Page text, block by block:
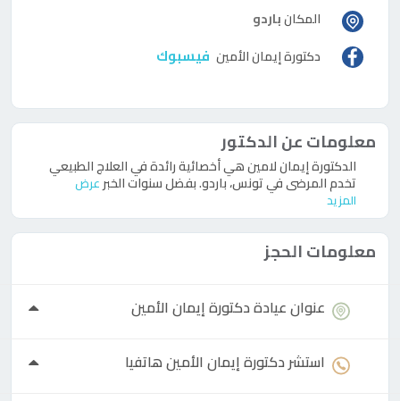
المكانباردو
دكتورةإيمان الأمين فيسبوك
معلومات عن الدكتور
الدكتورة إيمان لامين هي أخصائية رائدة في العلاج الطبيعي
تخدم المرضى في تونس، باردو. بفضل سنوات الخبرعرض
المزيد
معلومات الحجز
عنوان عيادةدكتورةإيمان الأمين
استشردكتورةإيمان الأمين هاتفيا